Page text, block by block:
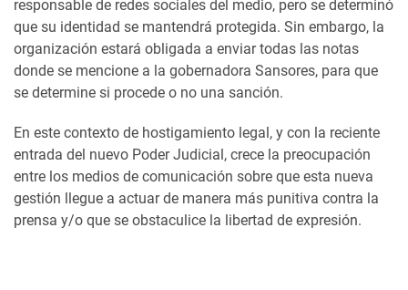
responsable de redes sociales del medio, pero se determinó
que su identidad se mantendrá protegida. Sin embargo, la
organización estará obligada a enviar todas las notas
donde se mencione a la gobernadora Sansores, para que
se determine si procede o no una sanción.
En este contexto de hostigamiento legal, y con la reciente
entrada del nuevo Poder Judicial, crece la preocupación
entre los medios de comunicación sobre que esta nueva
gestión llegue a actuar de manera más punitiva contra la
prensa y/o que se obstaculice la libertad de expresión.